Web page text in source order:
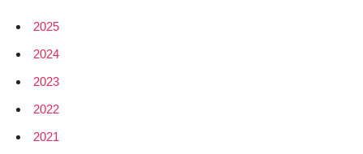
2025
2024
2023
2022
2021